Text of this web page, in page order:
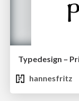
Typedesign –
hannesfritz